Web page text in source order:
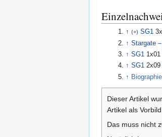
↑ (+) SG1
↑ Stargate
↑ SG1 1x01
↑ SG1 2x09
↑
Dieser Artikel
Artikel als Vorbild
Das muss nicht